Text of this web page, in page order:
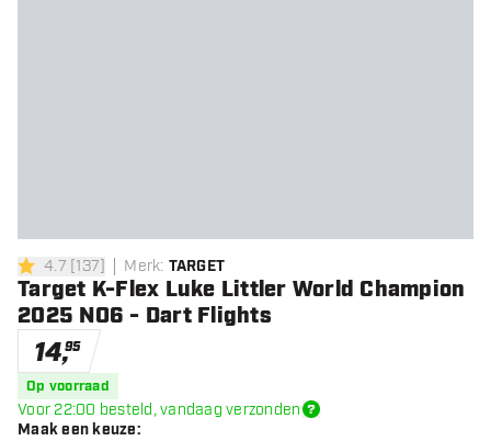
4.7 score sterren
4.7 [137] Merk: TARGET
Target K-Flex Luke Littler World Champion
2025 NO6 - Dart Flights
14,95
Op voorraad
Voor 22:00 besteld, vandaag verzonden
Maak een keuze: